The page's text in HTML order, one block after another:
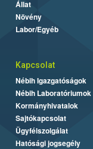
Állat
Növény
Labor/Egyéb
Kapcsolat
Nébih Igazgatóságok
Nébih Laboratóriumok
Kormányhivatalok
Sajtókapcsolat
Ügyfélszolgálat
Hatósági jogsegély